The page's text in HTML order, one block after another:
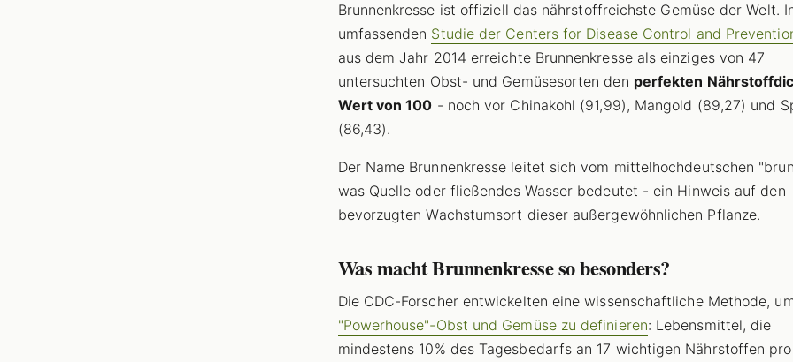
Brunnenkresse ist offiziell das nährstoffreichste Gemüse der Welt.
umfassenden Studie der Centers for Disease Control and
aus dem Jahr 2014 erreichte Brunnenkresse als einziges von 47
untersuchten Obst- und Gemüsesorten den perfekten
Wert von 100 - noch vor Chinakohl (91,99), Mangold (89,27) und
(86,43).
Der Name Brunnenkresse leitet sich vom mittelhochdeutschen
was Quelle oder fließendes Wasser bedeutet - ein Hinweis auf den
bevorzugten Wachstumsort dieser außergewöhnlichen Pflanze.
Was macht Brunnenkresse so besonders?
Die CDC-Forscher entwickelten eine wissenschaftliche Methode,
"Powerhouse"-Obst und Gemüse zu definieren: Lebensmittel, die
mindestens 10% des Tagesbedarfs an 17 wichtigen Nährstoffen